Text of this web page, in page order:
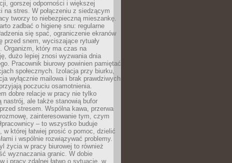
gorszej odporności i większej
na stres. W połączeniu z siedzącym
tworzy to niebezpieczną mieszankę.
zadbać o higienę snu: regularne
się spać, ograniczenie ekranów
przed snem, wyciszające rytuały
Organizm, który ma czas na
dużo lepiej znosi wyzwania dnia
Pracownik biurowy powinien pamiętać
społecznych. Izolacja przy biurku,
wyłącznie mailowa i brak prawdziwych
poczuciu osamotnienia.
dobre relacje w pracy nie tylko
nastrój, ale także stanowią bufor
stresem. Wspólna kawa, przerwa
zainteresowanie tym, czym
– to wszystko buduje
w której łatwiej prosić o pomoc, dzielić
i wspólnie rozwiązywać problemy.
życia w pracy biurowej to również
wyznaczania granic. W dobie
i pracy zdalnej łatwo o sytuację, w